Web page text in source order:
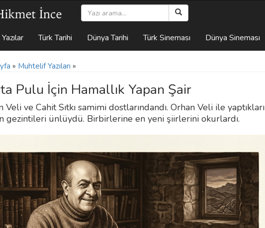
Türk Tarihi Dünya Tarihi Türk Sineması Dünya Sineması
» Muhtelif Yazıları »
Pulu İçin Hamallık Yapan Şair
Veli ve Cahit Sıtkı samimi dostlarındandı. Orhan Veli ile yaptıkları
gezintileri ünlüydü. Birbirlerine en yeni şiirlerini okurlardı.